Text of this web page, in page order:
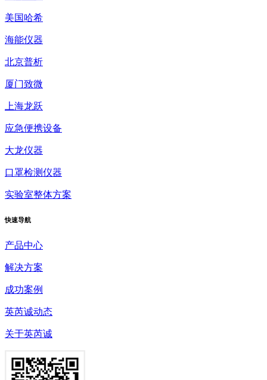
美国哈希
海能仪器
北京普析
厦门致微
上海龙跃
应急便携设备
大龙仪器
口罩检测仪器
实验室整体方案
快速导航
产品中心
解决方案
成功案例
英芮诚动态
关于英芮诚